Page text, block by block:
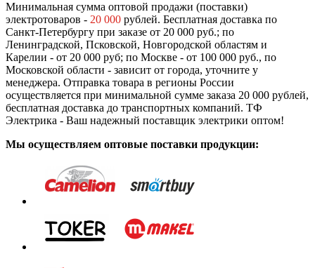
Минимальная сумма оптовой продажи (поставки)
электротоваров - 20 000 рублей. Бесплатная доставка по
Санкт-Петербургу при заказе от 20 000 руб.; по
Ленинградской, Псковской, Новгородской областям и
Карелии - от 20 000 руб; по Москве - от 100 000 руб., по
Московской области - зависит от города, уточните у
менеджера. Отправка товара в регионы России
осуществляется при минимальной сумме заказа 20 000 рублей,
бесплатная доставка до транспортных компаний. ТФ
Электрика - Ваш надежный поставщик электрики оптом!
Мы осуществляем оптовые поставки продукции: